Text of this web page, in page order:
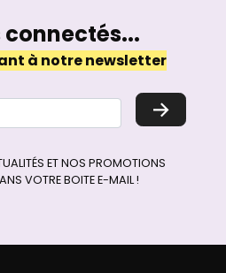
connectés...
à notre newsletter
→
ET NOS PROMOTIONS
VOTRE BOITE E-MAIL !